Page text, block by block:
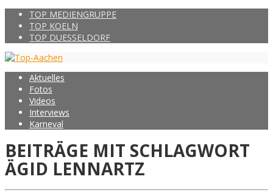
TOP MEDIENGRUPPE
TOP KOELN
TOP DUESSELDORF
Aktuelles
Fotos
Videos
Interviews
Karneval
BEITRÄGE MIT SCHLAGWORT
ÄGID LENNARTZ